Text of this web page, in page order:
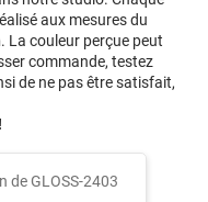
aux mesures du
. La couleur perçue peut
commande, testez
de ne pas être satisfait,
de GLOSS-2403